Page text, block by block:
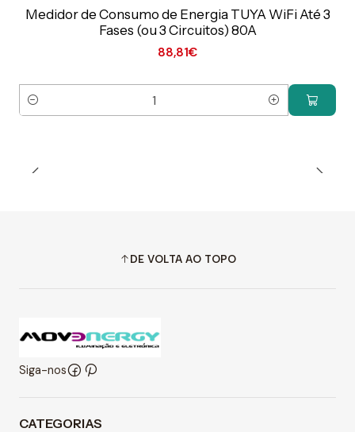
Medidor de Consumo de Energia TUYA WiFi Até 3
Fases (ou 3 Circuitos) 80A
88,81€
Quantidade
DE VOLTA AO TOPO
Siga-nos
CATEGORIAS